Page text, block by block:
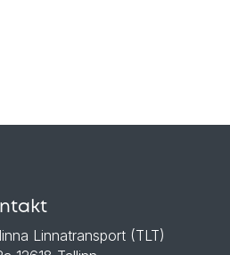
Linnatransport (TLT)